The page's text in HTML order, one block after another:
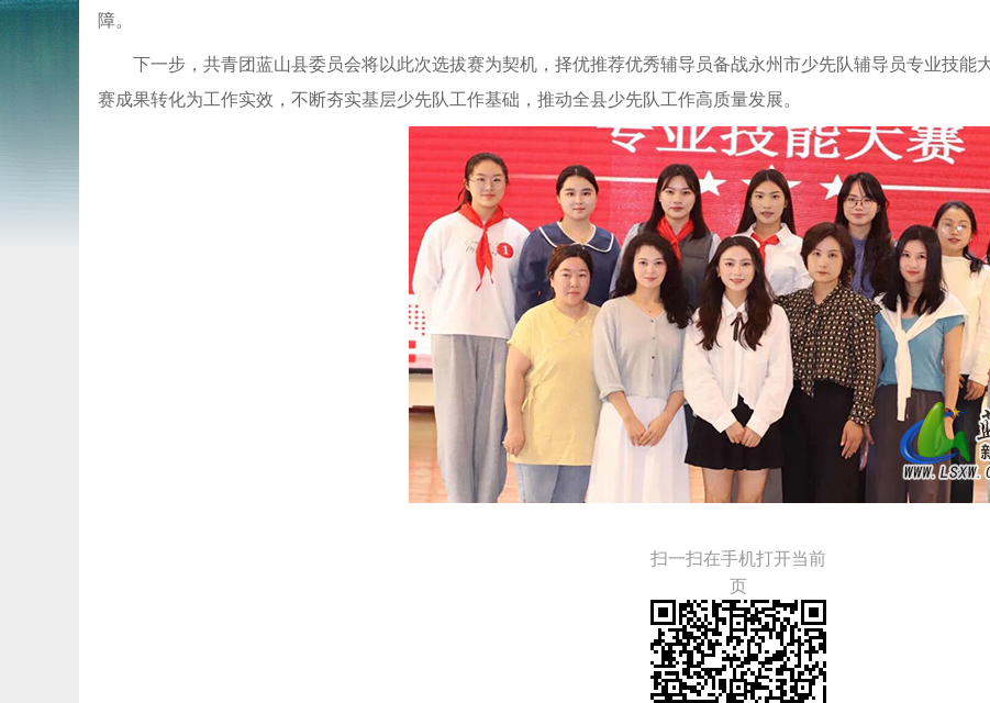
障。
下一步，共青团蓝山县委员会将以此次选拔赛为契机，择优推荐优秀辅导员备战永州市少先队辅导员专业技能
赛成果转化为工作实效，不断夯实基层少先队工作基础，推动全县少先队工作高质量发展。
扫一扫在手机打开当前
页